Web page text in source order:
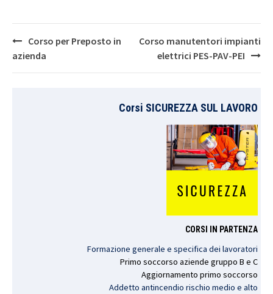
Post
navigation
Corso per Preposto in
azienda
Corso manutentori impianti
elettrici PES-PAV-PEI
Corsi SICUREZZA SUL LAVORO
CORSI IN PARTENZA
Formazione generale e specifica dei lavoratori
Primo soccorso aziende gruppo B e C
Aggiornamento primo soccorso
Addetto antincendio rischio medio e alto